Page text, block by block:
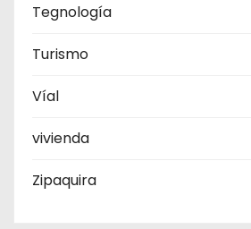
Tegnología
Turismo
Víal
vivienda
Zipaquira